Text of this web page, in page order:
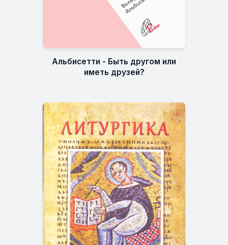
Альбисетти - Быть другом или
иметь друзей?